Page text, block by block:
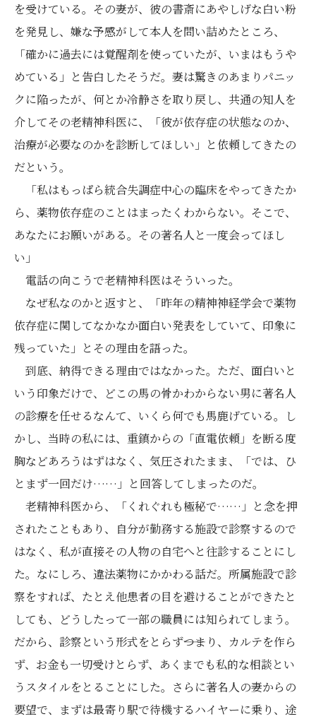
を受けている。その妻が、彼の書斎にあやしげな白い粉
を発見し、嫌な予感がして本人を問い詰めたところ、
「確かに過去には覚醒剤を使っていたが、いまはもうや
めている」と告白したそうだ。妻は驚きのあまりパニッ
クに陥ったが、何とか冷静さを取り戻し、共通の知人を
介してその老精神科医に、「彼が依存症の状態なのか、
治療が必要なのかを診断してほしい」と依頼してきたの
だという。
「私はもっぱら統合失調症中心の臨床をやってきたか
ら、薬物依存症のことはまったくわからない。そこで、
あなたにお願いがある。その著名人と一度会ってほし
い」
電話の向こうで老精神科医はそういった。
なぜ私なのかと返すと、「昨年の精神神経学会で薬物
依存症に関してなかなか面白い発表をしていて、印象に
残っていた」とその理由を語った。
到底、納得できる理由ではなかった。ただ、面白いと
いう印象だけで、どこの馬の骨かわからない男に著名人
の診療を任せるなんて、いくら何でも馬鹿げている。し
かし、当時の私には、重鎮からの「直電依頼」を断る度
胸などあろうはずはなく、気圧されたまま、「では、ひ
とまず一回だけ……」と回答してしまったのだ。
老精神科医から、「くれぐれも極秘で……」と念を押
されたこともあり、自分が勤務する施設で診察するので
はなく、私が直接その人物の自宅へと往診することにし
た。なにしろ、違法薬物にかかわる話だ。所属施設で診
察をすれば、たとえ他患者の目を避けることができたと
しても、どうしたって一部の職員には知られてしまう。
だから、診察という形式をとらず――つまり、カルテを作ら
ず、お金も一切受けとらず、あくまでも私的な相談とい
うスタイルをとることにした。さらに著名人の妻からの
要望で、まずは最寄り駅で待機するハイヤーに乗り、途